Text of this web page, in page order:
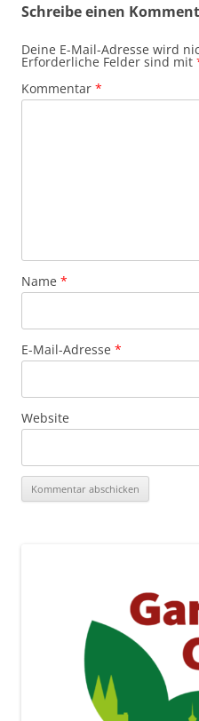
Schreibe einen
Deine E-Mail-Adresse wird
Erforderliche Felder sind mit
Kommentar *
Name *
E-Mail-Adresse *
Website